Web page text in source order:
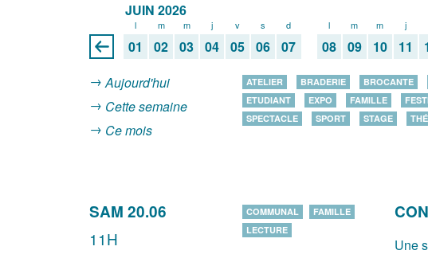
JUIN 2026
l
01
m
02
m
03
j
04
v
05
s
06
d
07
l
08
m
09
m
10
j
11
Aujourd'hui
Cette semaine
Ce mois
ATELIER BRADERIE BROCANTE
ETUDIANT
EXPO FAMILLE
SPECTACLE
SPORT STAGE
SAM 20.06
11H
COMMUNAL
FAMILLE
LECTURE
Une